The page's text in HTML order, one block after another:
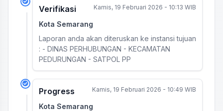
Verifikasi Kamis, 19 Februari 2026 - 10:13 WIB
Kota Semarang
Laporan anda akan diteruskan ke instansi tujuan
: - DINAS PERHUBUNGAN - KECAMATAN
PEDURUNGAN - SATPOL PP
Progress Kamis, 19 Februari 2026 - 10:49 WIB
Kota Semarang